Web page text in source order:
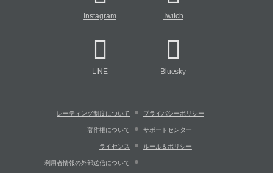
Instagram Twitch
LINE Bluesky
レーティング制度について プライバシーポリシー
著作権について サポートセンター
ライセンス ルール＆ポリシー
利用者情報の外部送信について